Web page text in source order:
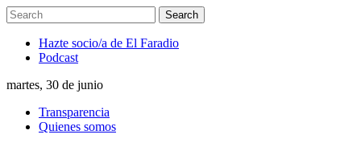
Hazte socio/a de El Faradio
Podcast
martes, 30 de junio
Transparencia
Quienes somos